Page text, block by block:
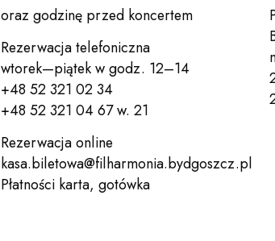
Deklaracja
oraz godzinę przed koncertem
Rezerwacja telefoniczna
wtorek—piątek w godz. 12–14
+48 52 321 02 34
+48 52 321 04 67 w. 21
Rezerwacja online
kasa.biletowa@filharmonia.bydgoszcz.pl
Płatności karta, gotówka